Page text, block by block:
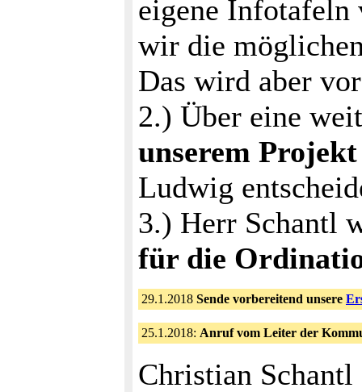
eigene Infotafeln
wir die
Das wird aber
2.) Über eine
unserem Projekt
Ludwig
3.) Herr Schantl
für die
29.1.2018 Sende vorbereitend unsere
25.1.2018: Anruf vom Leiter der
Christian